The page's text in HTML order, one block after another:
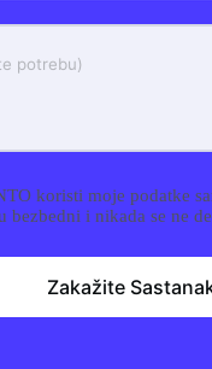
koristi moje podatke
su bezbedni i nikada se ne
Zakažite